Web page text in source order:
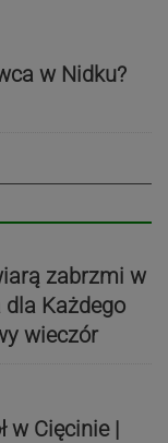
w Nidku?
zabrzmi w
Każdego
wieczór
w Cięcinie |